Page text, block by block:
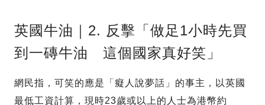
英國牛油｜2. 反擊「做足1小時先買
到一磚牛油 這個國家真好笑」
網民指，可笑的應是「癡人說夢話」的事主，以英國
最低工資計算，現時23歲或以上的人士為港幣約